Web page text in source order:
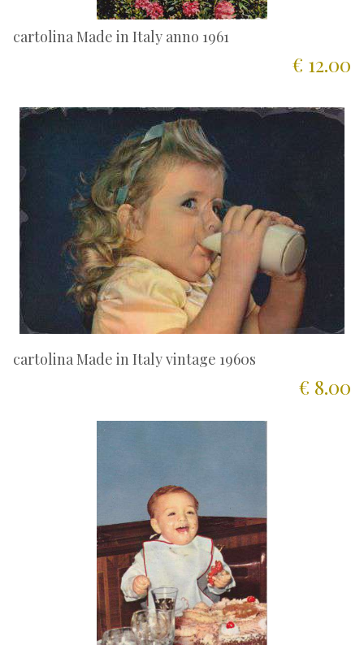
cartolina Made in Italy anno 1961
€ 12.00
cartolina Made in Italy vintage 1960s
€ 8.00